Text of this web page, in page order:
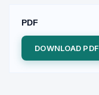
PDF
DOWNLOAD PDF